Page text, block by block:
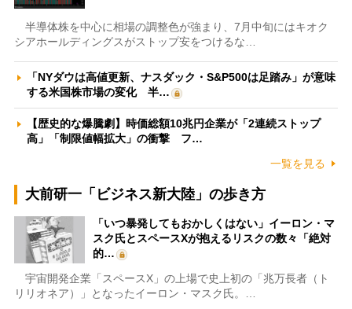
半導体株を中心に相場の調整色が強まり、7月中旬にはキオク
シアホールディングスがストップ安をつけるな…
「NYダウは高値更新、ナスダック・S&P500は足踏み」が意味
する米国株市場の変化 半…
【歴史的な爆騰劇】時価総額10兆円企業が「2連続ストップ
高」「制限値幅拡大」の衝撃 フ…
一覧を見る
大前研一「ビジネス新大陸」の歩き方
「いつ暴発してもおかしくはない」イーロン・マ
スク氏とスペースXが抱えるリスクの数々「絶対
的…
宇宙開発企業「スペースX」の上場で史上初の「兆万長者（ト
リリオネア）」となったイーロン・マスク氏。…